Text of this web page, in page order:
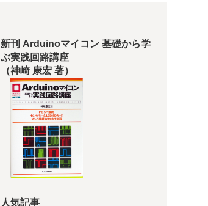
新刊 Arduinoマイコン 基礎から学
ぶ実践回路講座
（神崎 康宏 著）
人気記事